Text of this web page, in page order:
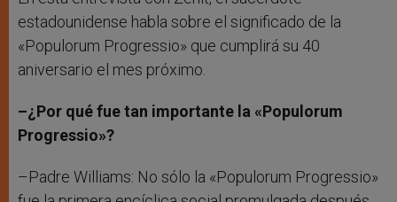
estadounidense habla sobre el significado de la
«Populorum Progressio» que cumplirá su 40
aniversario el mes próximo.
–¿Por qué fue tan importante la «Populorum
Progressio»?
–Padre Williams: No sólo la «Populorum Progressio»